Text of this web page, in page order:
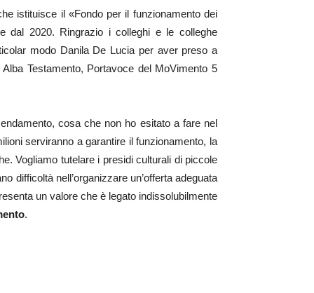
istituisce il «Fondo per il funzionamento dei
dal 2020. Ringrazio i colleghi e le colleghe
modo Danila De Lucia per aver preso a
Testamento, Portavoce del MoVimento 5
cosa che non ho esitato a fare nel
serviranno a garantire il funzionamento, la
Vogliamo tutelare i presidi culturali di piccole
difficoltà nell’organizzare un’offerta adeguata
un valore che è legato indissolubilmente
.